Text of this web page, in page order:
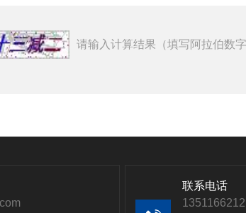
请输入计算结果（填写阿拉伯数
联系电话